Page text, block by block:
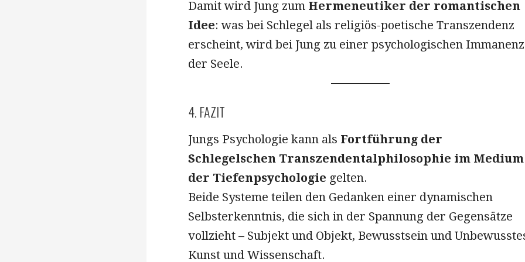
Damit wird Jung zum Hermeneutiker der romantischen
Idee: was bei Schlegel als religiös-poetische Transzendenz
erscheint, wird bei Jung zu einer psychologischen Immanenz
der Seele.
4. FAZIT
Jungs Psychologie kann als Fortführung der
Schlegelschen Transzendentalphilosophie im Medium
der Tiefenpsychologie gelten.
Beide Systeme teilen den Gedanken einer dynamischen
Selbsterkenntnis, die sich in der Spannung der Gegensätze
vollzieht – Subjekt und Objekt, Bewusstsein und
Kunst und Wissenschaft.